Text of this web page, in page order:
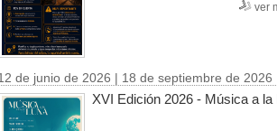
ver
de junio de 2026 | 18 de septiembre de 2026
XVI Edición 2026 - Música a la